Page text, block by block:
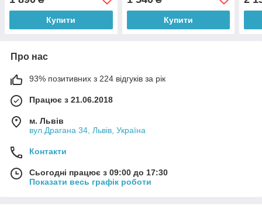
Купити Купити
Про нас
93% позитивних з 224 відгуків за рік
Працює з 21.06.2018
м. Львів
вул.Драгана 34, Львів, Україна
Контакти
Сьогодні працює з 09:00 до 17:30
Показати весь графік роботи